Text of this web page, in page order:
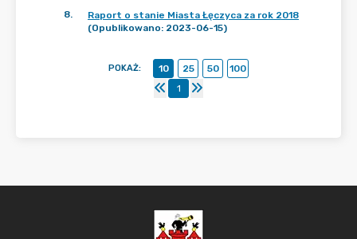
8.
Raport o stanie Miasta Łęczyca za rok 2018
(Opublikowano: 2023-06-15)
POKAŻ: 10 25 50
100
1